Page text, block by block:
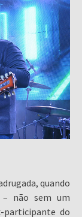
quando
não sem um
participante do